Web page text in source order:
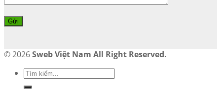
© 2026Sweb Việt Nam All Right Reserved.